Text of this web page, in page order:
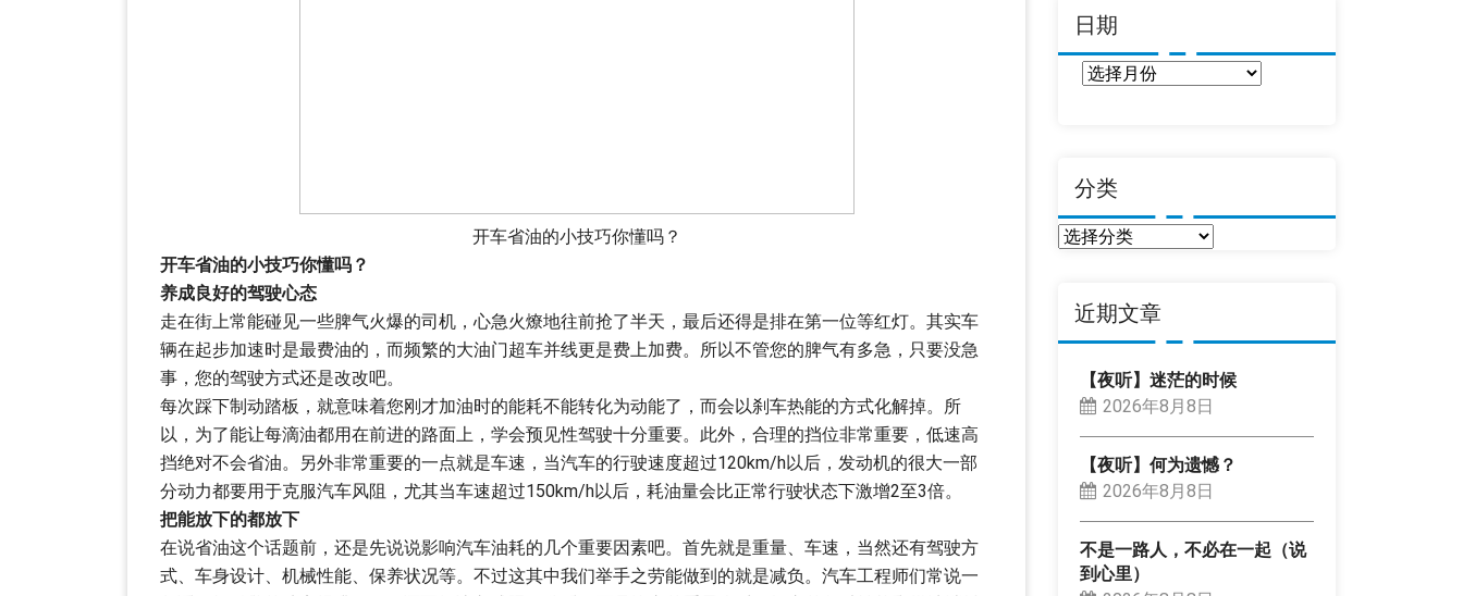
开车省油的小技巧你懂吗？
开车省油的小技巧你懂吗？
养成良好的驾驶心态
走在街上常能碰见一些脾气火爆的司机，心急火燎地往前抢了半天，最后还得是排在第一位等红灯。其实车
辆在起步加速时是最费油的，而频繁的大油门超车并线更是费上加费。所以不管您的脾气有多急，只要没急
事，您的驾驶方式还是改改吧。
每次踩下制动踏板，就意味着您刚才加油时的能耗不能转化为动能了，而会以刹车热能的方式化解掉。所
以，为了能让每滴油都用在前进的路面上，学会预见性驾驶十分重要。此外，合理的挡位非常重要，低速高
挡绝对不会省油。另外非常重要的一点就是车速，当汽车的行驶速度超过120km/h以后，发动机的很大一部
分动力都要用于克服汽车风阻，尤其当车速超过150km/h以后，耗油量会比正常行驶状态下激增2至3倍。
把能放下的都放下
在说省油这个话题前，还是先说说影响汽车油耗的几个重要因素吧。首先就是重量、车速，当然还有驾驶方
式、车身设计、机械性能、保养状况等。不过这其中我们举手之劳能做到的就是减负。汽车工程师们常说一
日期
分类
分
近期文章
【夜听】迷茫的时候
2026年8月8日
【夜听】何为遗憾？
2026年8月8日
不是一路人，不必在一起（说
到心里）